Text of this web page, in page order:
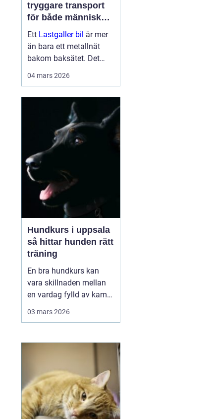
tryggare transport
för både människor
och hundar
Ett Lastgaller bil är mer
än bara ett metallnät
bakom baksätet. Det
passagerare och djur vid
kraftiga inbromsningar
eller kollis...
04 mars 2026
Hundkurs i uppsala
så hittar hunden rätt
träning
En bra hundkurs kan
vara skillnaden mellan
en vardag fylld av kamp
För många hundägare i
lära några kommandon,
utan om att byg...
03 mars 2026